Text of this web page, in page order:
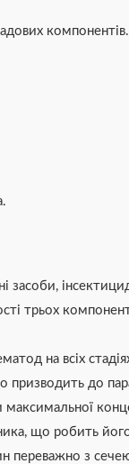
компонентів.
засоби,
трьох
на всіх
до
що робить
переважно з